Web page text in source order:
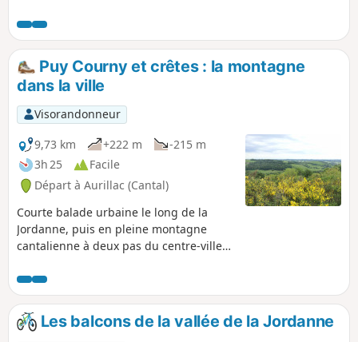
traverserez le bourg de Polminhac et les
hameaux de Comblat, Vixouze et Olmet.
Elle emprunte des petites routes
agréables au relief légèrement marqué
des deux côtés de la vallée. Avec un vélo
électrique, la randonnée n'en sera que
plus accessible et plus courte. Attention
cependant aux deux traversées de la
N 122 !
Puy Courny et crêtes : la montagne
dans la ville
Visorandonneur
9,73 km
+222 m
-215 m
3h 25
Facile
Départ à Aurillac (Cantal)
Courte balade urbaine le long de la
Jordanne, puis en pleine montagne
cantalienne à deux pas du centre-ville
la Chaîne des Puys. Présence de
troupeaux et de clôtures électriques.
Chiens interdits.
Les balcons de la vallée de la Jordanne